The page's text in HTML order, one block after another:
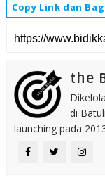
Copy Link dan
the
di
launching pada